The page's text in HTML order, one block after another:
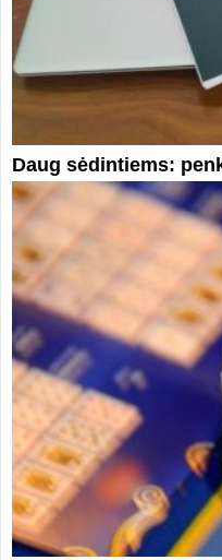
Daug sėdintiems: